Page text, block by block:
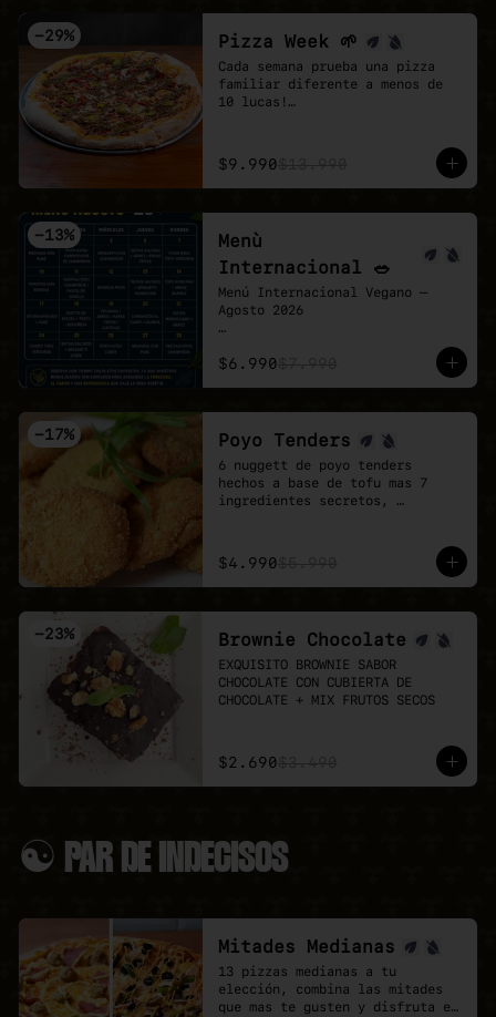
-29% Pizza Week 🌱
Cada semana prueba una pizza
familiar diferente a menos de
10 lucas!
- Carne vegetal sazonada estilo
mexicano, pimentón tatemado,
jalapeño encurtido y un shot de
$9.990
-13%
Menù
Internacional 🥗
Menú Internacional Vegano —
Agosto 2026
diferente inspirado en sabores
Veganmobile 💚
Todos nuestros almuerzos
incluyen ensalada mixta fresca,
pan horneado y nuestro clásico
pebre casero.
menú del día:
MAR 04: Poyo Katsu curry
MIÉ 05: Albondigas + Spaguetti
JUE 06: Seitan Saltado + arroz
+ papas fritas
VIE 07: Chowmein Tofu verduras
$6.990
-17% Poyo Tenders
6 nuggett de poyo tenders
hechos a base de tofu mas 7
ingredientes secretos,
extra.
$4.990
-23% Brownie Chocolate
EXQUISITO BROWNIE SABOR
CHOCOLATE CON CUBIERTA DE
CHOCOLATE + MIX FRUTOS SECOS
$2.690
☯ PAR DE INDECISOS
Mitades Medianas
13 pizzas medianas a tu
elección, combina las mitades
que mas te gusten y disfruta el